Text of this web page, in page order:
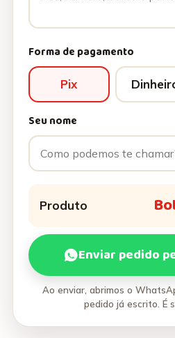
Forma de pagamento
Pix
Seu nome
Produto
Enviar pedido
Ao enviar, abrimos o
pedido já escrito. É